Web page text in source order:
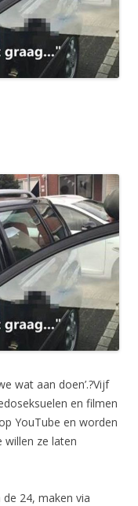
wat aan doen’.?Vijf
en filmen
YouTube en worden
willen ze laten
24, maken via